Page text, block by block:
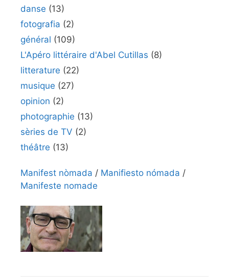
danse (13)
fotografia (2)
général (109)
L'Apéro littéraire d'Abel Cutillas (8)
litterature (22)
musique (27)
opinion (2)
photographie (13)
sèries de TV (2)
théâtre (13)
Manifest nòmada / Manifiesto nómada /
Manifeste nomade